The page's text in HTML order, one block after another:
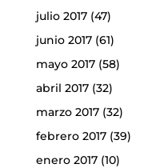
julio 2017(47)
junio 2017(61)
mayo 2017(58)
abril 2017(32)
marzo 2017(32)
febrero 2017(39)
enero 2017(10)